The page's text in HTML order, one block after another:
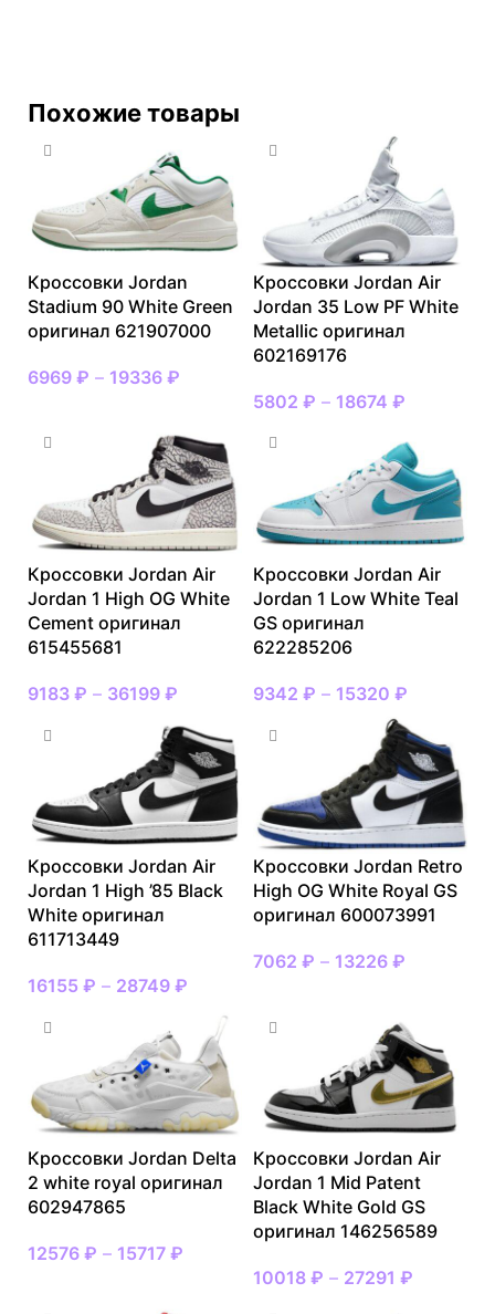
Похожие товары
Кроссовки Jordan
Stadium 90 White Green
оригинал 621907000
6969 ₽ – 19336 ₽
Кроссовки Jordan Air
Jordan 35 Low PF White
Metallic оригинал
602169176
5802 ₽ – 18674 ₽
Кроссовки Jordan Air
Jordan 1 High OG White
Cement оригинал
615455681
9183 ₽ – 36199 ₽
Кроссовки Jordan Air
Jordan 1 Low White Teal
GS оригинал
622285206
9342 ₽ – 15320 ₽
Кроссовки Jordan Air
Jordan 1 High ’85 Black
White оригинал
611713449
16155 ₽ – 28749 ₽
Кроссовки Jordan Retro
High OG White Royal GS
оригинал 600073991
7062 ₽ – 13226 ₽
Кроссовки Jordan Delta
2 white royal оригинал
602947865
12576 ₽ – 15717 ₽
Кроссовки Jordan Air
Jordan 1 Mid Patent
Black White Gold GS
оригинал 146256589
10018 ₽ – 27291 ₽